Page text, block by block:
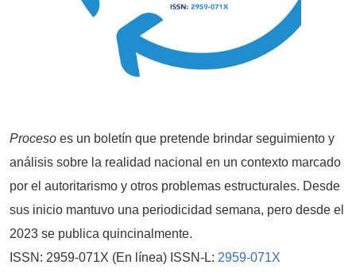
Proceso es un boletín que pretende brindar seguimiento y
análisis sobre la realidad nacional en un contexto marcado
por el autoritarismo y otros problemas estructurales. Desde
sus inicio mantuvo una periodicidad semana, pero desde el
2023 se publica quincinalmente.
ISSN: 2959-071X (En línea) ISSN-L: 2959-071X